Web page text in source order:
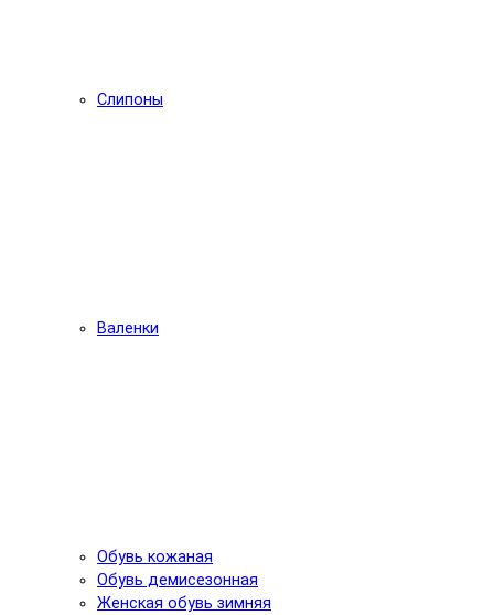
Слипоны
Валенки
Обувь кожаная
Обувь демисезонная
Женская обувь зимняя